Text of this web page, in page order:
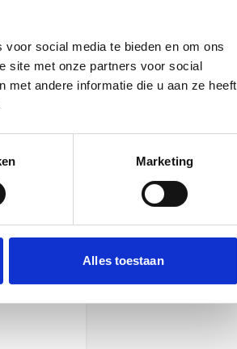
social media te bieden en om ons
site met onze partners voor social
met andere informatie die u aan ze heeft
Marketing
Alles toestaan
je
in
niet